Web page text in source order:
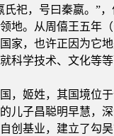
祀，号曰秦嬴。”
地。从周僖王五年（
家，也许正因为它
科学技术、文化等
，姬姓，其国境位
儿子昌聪明早慧，
创基业，建立了勾吴